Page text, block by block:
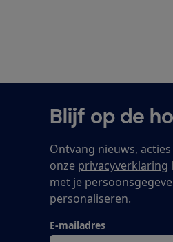
Blijf op de
Ontvang nieuws,
onze privacyverklaring
met je
personaliseren.
E-mailadres